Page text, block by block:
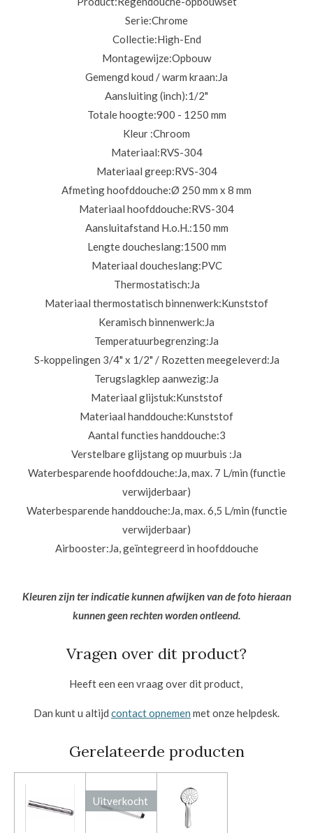
Serie:Chrome
Collectie:High-End
Montagewijze:Opbouw
Gemengd koud / warm kraan:Ja
Aansluiting (inch):1/2"
Totale hoogte:900 - 1250 mm
Kleur :Chroom
Materiaal:RVS-304
Materiaal greep:RVS-304
Afmeting hoofddouche:Ø 250 mm x 8 mm
Materiaal hoofddouche:RVS-304
Aansluitafstand H.o.H.:150 mm
Lengte doucheslang:1500 mm
Materiaal doucheslang:PVC
Thermostatisch:Ja
Materiaal thermostatisch binnenwerk:Kunststof
Keramisch binnenwerk:Ja
Temperatuurbegrenzing:Ja
S-koppelingen 3/4" x 1/2" / Rozetten meegeleverd:Ja
Terugslagklep aanwezig:Ja
Materiaal glijstuk:Kunststof
Materiaal handdouche:Kunststof
Aantal functies handdouche:3
Verstelbare glijstang op muurbuis :Ja
Waterbesparende hoofddouche:Ja, max. 7 L/min (functie
verwijderbaar)
Waterbesparende handdouche:Ja, max. 6,5 L/min (functie
verwijderbaar)
Airbooster:Ja, geïntegreerd in hoofddouche
Kleuren zijn ter indicatie kunnen afwijken van de foto hieraan
kunnen geen rechten worden ontleend.
Vragen over dit product?
Heeft een een vraag over dit product,
Dan kunt u altijd contact opnemen met onze helpdesk.
Gerelateerde producten
Uitverkocht